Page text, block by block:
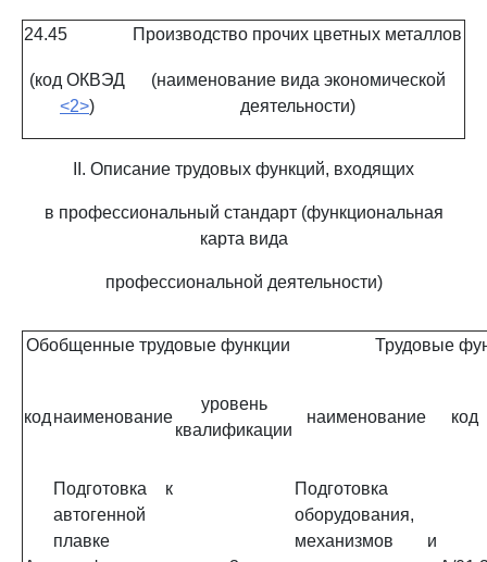
24.45 Производство прочих цветных металлов
(код ОКВЭД
<2>)
(наименование вида экономической
деятельности)
II. Описание трудовых функций, входящих
в профессиональный стандарт (функциональная
карта вида
профессиональной деятельности)
Обобщенные трудовые функции Трудовые
код наименование
уровень
квалификации
наименование код
Подготовка к
автогенной
плавке
Подготовка
оборудования,
механизмов и